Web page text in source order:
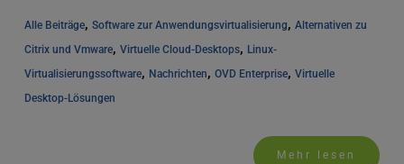
Alle Beiträge, Software zur Anwendungsvirtualisierung, Alternativen zu
Citrix und Vmware, Virtuelle Cloud-Desktops, Linux-
Virtualisierungssoftware, Nachrichten, OVD Enterprise, Virtuelle
Desktop-Lösungen
Mehr lesen